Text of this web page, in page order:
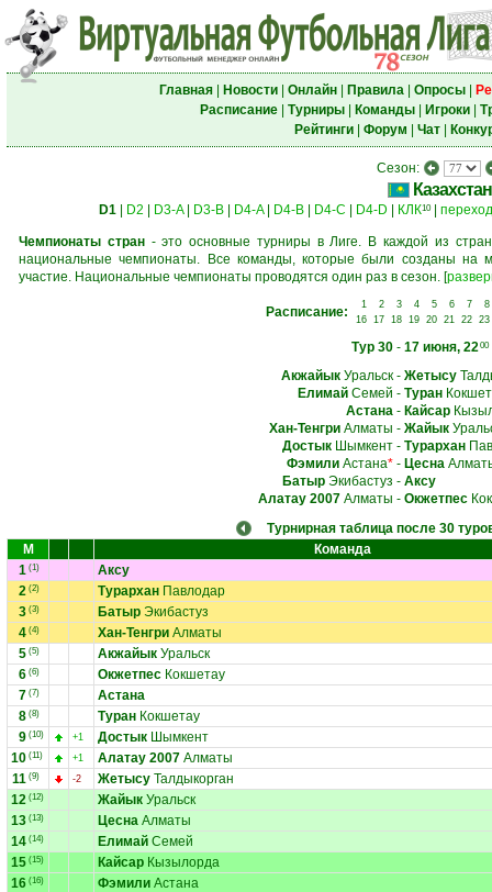
Главная| Новости| Онлайн| Правила| Опросы|
Расписание| Турниры| Команды| Игроки|
Рейтинги| Форум Чат|
Сезон:
Казахстан
D1| D2 D3-A| D3-B| D4-A| D4-B| D4-C D4-D КЛК10|
Чемпионаты стран- это основные турниры в Лиге. В каждой из
национальные чемпионаты. Все команды, которые были созданы на
участие. Национальные чемпионаты проводятся один раз в сезон. [
Расписание: 1 2 3 4 5 6 7
8
16
17 18 19 20 21 22 23
Тур 30- 17 июня, 2200
АкжайыкУральск- Жетысу
ЕлимайСемей - Туран
Астана- Кайсар
Хан-ТенгриАлматы - Жайык
ДостыкШымкент- Турархан
ФэмилиАстана*- Цесна
БатырЭкибастуз - Аксу
Алатау 2007Алматы - Окжетпес
Турнирная таблица после 30
М
Команда
1 (1)
Аксу
2 (2) Турархан Павлодар
3 (3) Батыр Экибастуз
4 (4) Хан-Тенгри Алматы
5 (5) Акжайык Уральск
6 (6) Окжетпес Кокшетау
7 (7)
Астана
8 (8) Туран Кокшетау
9 (10) +1 Достык Шымкент
10 (11) +1 Алатау 2007 Алматы
11 (9) -2 Жетысу Талдыкорган
12 (12) Жайык Уральск
13 (13) Цесна Алматы
14 (14) Елимай Семей
15 (15) Кайсар Кызылорда
16 (16) Фэмили Астана